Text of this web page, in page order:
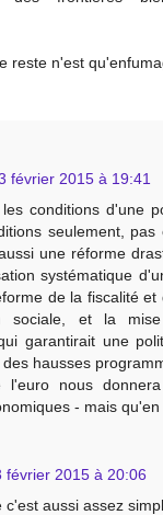
reste n'est
février 2015 à 19:41
conditions d'une
seulement, pas
une réforme
systématique
de la fiscalité et
sociale, et la
garantirait une
hausses
l'euro nous
- mais
février 2015 à 20:06
c'est aussi assez